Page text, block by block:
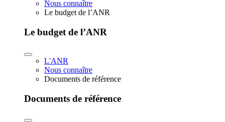
Nous connaître
Le budget de l’ANR
Le budget de l’ANR
L'ANR
Nous connaître
Documents de référence
Documents de référence